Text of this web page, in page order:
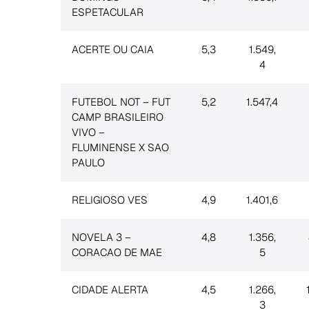
ESPETACULAR
ACERTE OU CAIA 5,3
1.549,
4
FUTEBOL NOT – FUT
CAMP BRASILEIRO
VIVO –
FLUMINENSE X SAO
PAULO
5,2 1.547,4
RELIGIOSO VES 4,9 1.401,6
NOVELA 3 –
CORACAO DE MAE
4,8
1.356,
5
CIDADE ALERTA 4,5
1.266,
3